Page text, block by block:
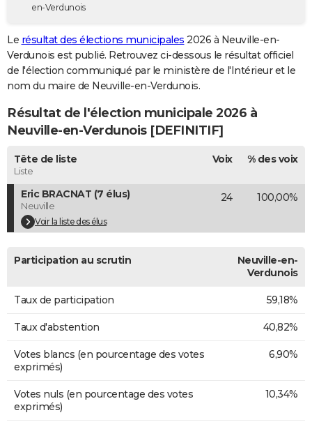
Destinations
City break
Voyage nature
Voyage de noces
Forum
GUIDES D'ACHAT
BONS PLANS
Carte de Noël
Carte Bonne année
Carte Saint-Valentin
Carte Pâques
Carte d'anniversaire
DICTIONNAIRE
Dictionnaire
Biographies
Citations
Expressions
Proverbes
PROGRAMME TV
COPAINS D'AVANT
S'inscrire
Se connecter
Lycées
Collèges
Primaires
Universités
Entreprises
Service militaire
Avis de recherche
AVIS DE DÉCÈS
Bricolage
Television
en-Verdunois
Le résultat des élections municipales 2026 à Neuville-en-
Verdunois est publié. Retrouvez ci-dessous le résultat officiel
de l'élection communiqué par le ministère de l'Intérieur et le
nom du maire de Neuville-en-Verdunois.
Résultat de l'élection municipale 2026 à
Neuville-en-Verdunois [DEFINITIF]
Tête de liste
Liste
Voix % des voix
Eric BRACNAT (7 élus)
Neuville
Voir la liste des élus
24 100,00%
Participation au scrutin
Neuville-en-
Verdunois
Taux de participation 59,18%
Taux d'abstention 40,82%
Votes blancs (en pourcentage des votes
exprimés)
6,90%
Votes nuls (en pourcentage des votes
exprimés)
10,34%